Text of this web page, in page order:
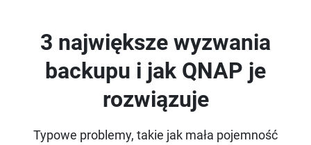
3 największe wyzwania
backupu i jak QNAP je
rozwiązuje
Typowe problemy, takie jak mała pojemność